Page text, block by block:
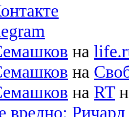
на
на
на RT
вредно: